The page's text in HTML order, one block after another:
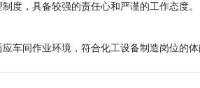
度，具备较强的责任心和严谨的工作态度。
车间作业环境，符合化工设备制造岗位的体